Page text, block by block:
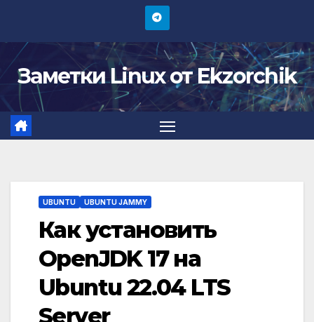
содержимому
Заметки Linux от Ekzorchik
UBUNTU UBUNTU JAMMY
Как установить
OpenJDK 17 на
Ubuntu 22.04 LTS
Server